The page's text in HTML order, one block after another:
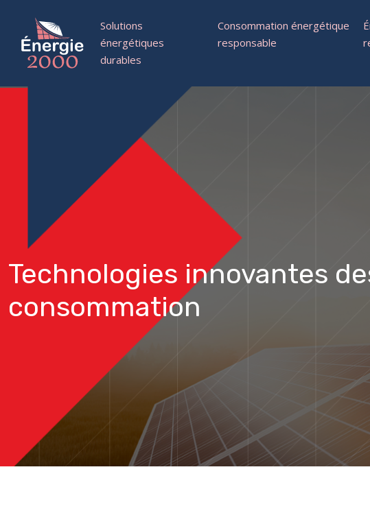
Solutions
énergétiques
durables
Consommation énergétique
responsable
Technologies innovantes
consommation